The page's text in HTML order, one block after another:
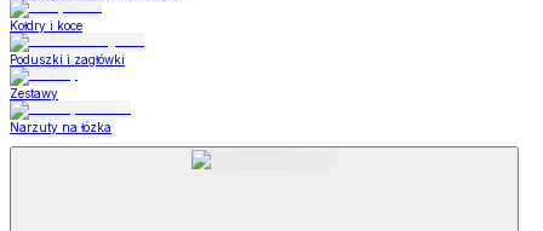
Kołdry i koce
Poduszki i zagłówki
Zestawy
Narzuty na łózka